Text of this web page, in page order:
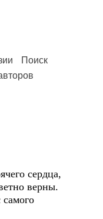
Поиск
сердца,
верны.